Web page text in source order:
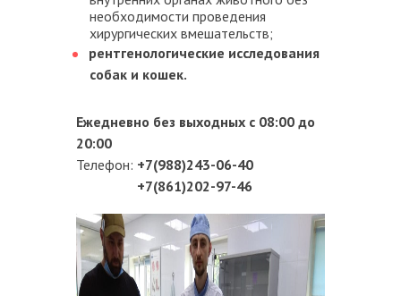
необходимости проведения
хирургических вмешательств;
рентгенологические исследования
собак и кошек.
Ежедневно без выходных с 08:00 до
20:00
Телефон: +7(988)243-06-40
+7(861)202-97-46